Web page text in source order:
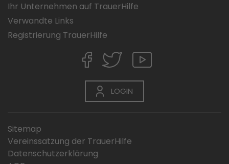
Ihr Unternehmen auf TrauerHilfe
Verwandte Links
Registrierung TrauerHilfe
LOGIN
Sitemap
Vereinssatzung der TrauerHilfe
Datenschutzerklärung